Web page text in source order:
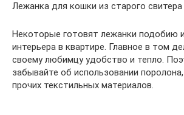
Лежанка для кошки из старого свитера
Некоторые готовят лежанки подобию
интерьера в квартире. Главное в том
своему любимцу удобство и тепло.
забывайте об использовании
прочих текстильных материалов.